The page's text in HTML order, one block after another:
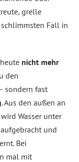
grelle
Fall in
nicht mehr
den
sondern fast
. Aus den außen an
Wasser unter
und
Bei
mal mit